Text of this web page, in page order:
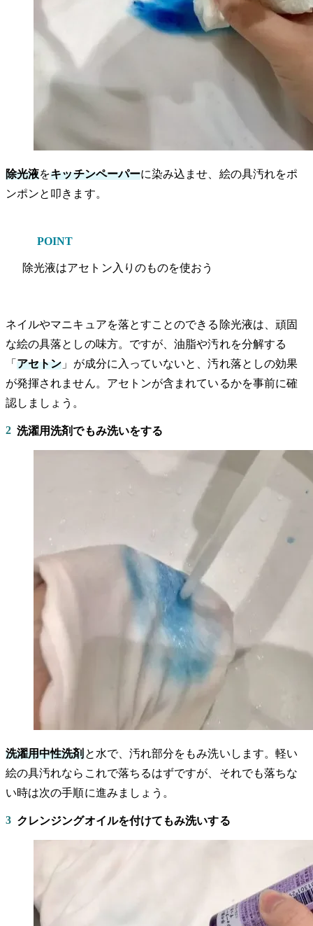
除光液をキッチンペーパーに染み込ませ、絵の具汚れをポ
ンポンと叩きます。
POINT
除光液はアセトン入りのものを使おう
ネイルやマニキュアを落とすことのできる除光液は、頑固
な絵の具落としの味方。ですが、油脂や汚れを分解する
「アセトン 」が成分に入っていないと、汚れ落としの効果
が発揮されません。アセトンが含まれているかを事前に確
認しましょう。
2 洗濯用洗剤でもみ洗いをする
洗濯用中性洗剤と水で、汚れ部分をもみ洗いします。軽い
絵の具汚れならこれで落ちるはずですが、それでも落ちな
い時は次の手順に進みましょう。
3 クレンジングオイルを付けてもみ洗いする